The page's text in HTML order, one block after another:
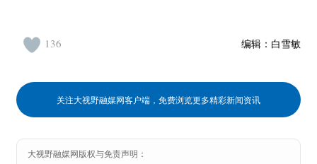
编辑： 白雪敏
136
关注大视野融媒网客户端，免费浏览更多精彩新闻资讯
大视野融媒网版权与免责声明：